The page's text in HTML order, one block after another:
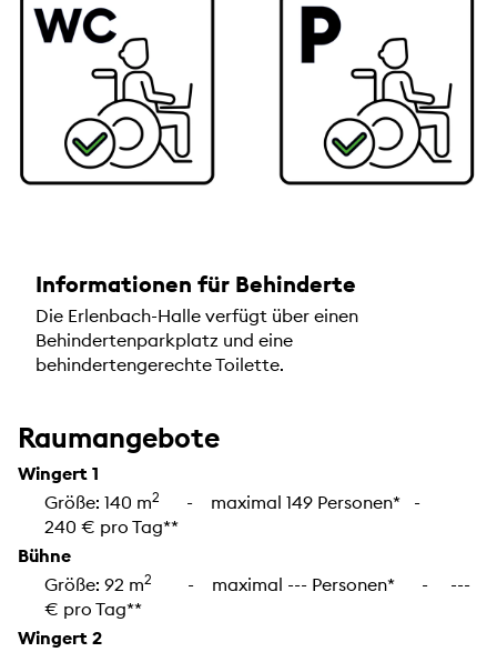
Informationen für Behinderte
Die Erlenbach-Halle verfügt über einen
Behindertenparkplatz und eine
behindertengerechte Toilette.
Raumangebote
Wingert 1
Größe: 140 m2
- maximal 149 Personen* -
240 € pro Tag**
Bühne
Größe: 92 m2
- maximal --- Personen* - ---
€ pro Tag**
Wingert 2